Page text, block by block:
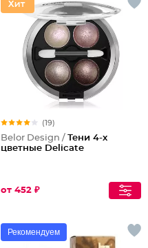
(19)
Belor Design / Тени 4-х
цветные Delicate
от 452 ₽
Рекомендуем